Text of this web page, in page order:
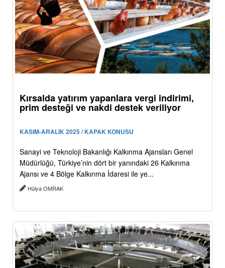
Kırsalda yatırım yapanlara vergi indirimi,
prim desteği ve nakdi destek veriliyor
KASIM-ARALIK 2025 / KAPAK KONUSU
Sanayi ve Teknoloji Bakanlığı Kalkınma Ajansları Genel
Müdürlüğü, Türkiye’nin dört bir yanındaki 26 Kalkınma
Ajansı ve 4 Bölge Kalkınma İdaresi ile ye...
Hülya OMRAK